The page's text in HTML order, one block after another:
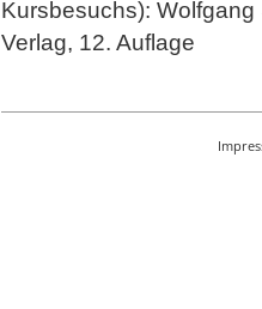
Kursbesuchs):
Verlag, 12. Auflage